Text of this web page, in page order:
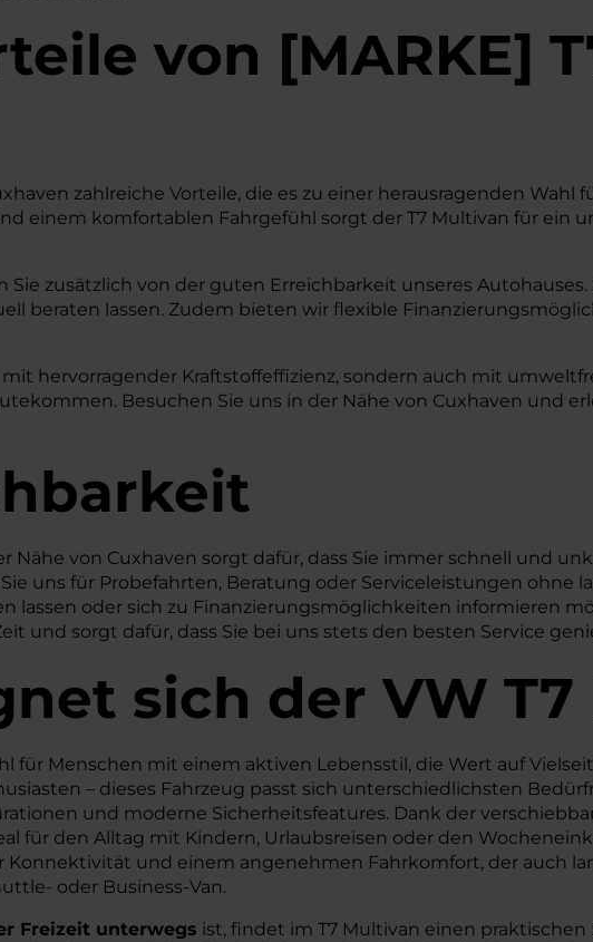
von [MARKE]
zahlreiche Vorteile, die es zu einer herausragenden
einem komfortablen Fahrgefühl sorgt der T7 Multivan für ein
Sie zusätzlich von der guten Erreichbarkeit unseres
beraten lassen. Zudem bieten wir flexible
hervorragender Kraftstoffeffizienz, sondern auch mit
Besuchen Sie uns in der Nähe von Cuxhaven und
Nähe von Cuxhaven sorgt dafür, dass Sie immer schnell und
uns für Probefahrten, Beratung oder Serviceleistungen ohne
lassen oder sich zu Finanzierungsmöglichkeiten informieren
und sorgt dafür, dass Sie bei uns stets den besten Service
sich der VW
für Menschen mit einem aktiven Lebensstil, die Wert auf
– dieses Fahrzeug passt sich unterschiedlichsten
und moderne Sicherheitsfeatures. Dank der
für den Alltag mit Kindern, Urlaubsreisen oder den
und einem angenehmen Fahrkomfort, der auch
oder Business-Van.
Freizeit unterwegs ist, findet im T7 Multivan einen